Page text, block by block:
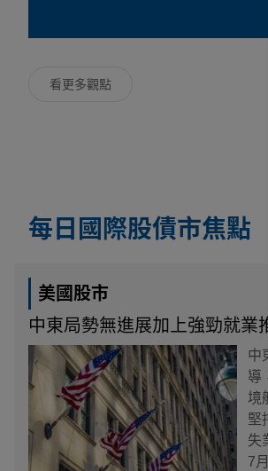
看更多觀點
每日國際股債市焦點
美國股市
中東局勢無進展加上強勁就業
中
導
境
堅
失
7